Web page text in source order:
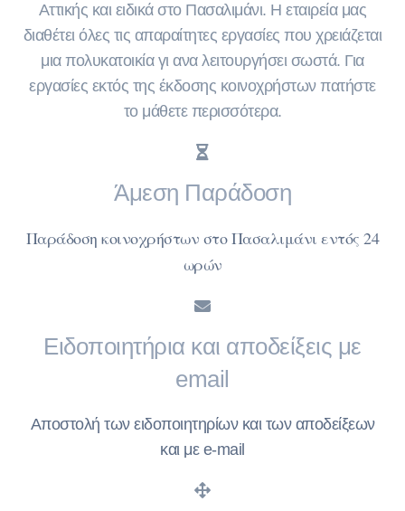
Αττικής και ειδικά στο Πασαλιμάνι. Η εταιρεία μας
διαθέτει όλες τις απαραίτητες εργασίες που χρειάζεται
μια πολυκατοικία γι ανα λειτουργήσει σωστά. Για
εργασίες εκτός της έκδοσης κοινοχρήστων πατήστε
το μάθετε περισσότερα.
Άμεση Παράδοση
Παράδοση κοινοχρήστων στο Πασαλιμάνι εντός 24
ωρών
Ειδοποιητήρια και αποδείξεις με
email
Αποστολή των ειδοποιητηρίων και των αποδείξεων
και με e-mail